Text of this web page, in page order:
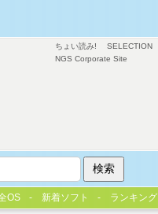
ちょい読み! SELECTION
NGS Corporate Site
OS 新着ソフト ランキング